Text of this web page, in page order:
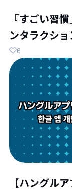
『すごい習
ンタラクシ
6
【ハングル